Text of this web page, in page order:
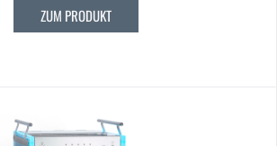
ZUM PRODUKT